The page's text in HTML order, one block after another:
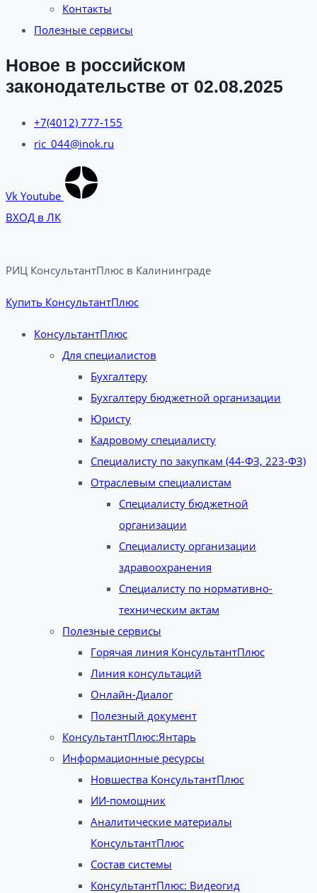
Контакты
Полезные сервисы
Новое в российском
законодательстве от 02.08.2025
+7(4012) 777-155
ric_044@inok.ru
Vk Youtube
ВХОД в ЛК
РИЦ КонсультантПлюс в Калининграде​
Купить КонсультантПлюс
КонсультантПлюс
Для специалистов
Бухгалтеру
Бухгалтеру бюджетной организации
Юристу
Кадровому специалисту
Специалисту по закупкам (44-ФЗ, 223-ФЗ)
Отраслевым специалистам
Специалисту бюджетной
организации
Специалисту организации
здравоохранения
Специалисту по нормативно-
техническим актам
Полезные сервисы
Горячая линия КонсультантПлюс
Линия консультаций
Онлайн-Диалог
Полезный документ
КонсультантПлюс:Янтарь
Информационные ресурсы
Новшества КонсультантПлюс
ИИ-помощник
Аналитические материалы
КонсультантПлюс
Состав системы
КонсультантПлюс: Видеогид